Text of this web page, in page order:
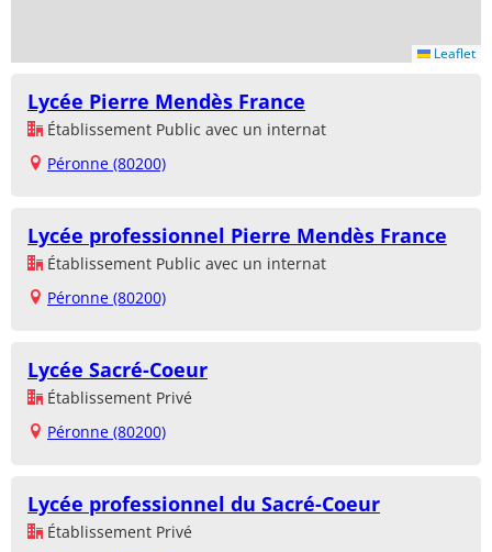
Leaflet
Lycée Pierre Mendès France
Établissement Public avec un internat
Péronne (80200)
Lycée professionnel Pierre Mendès France
Établissement Public avec un internat
Péronne (80200)
Lycée Sacré-Coeur
Établissement Privé
Péronne (80200)
Lycée professionnel du Sacré-Coeur
Établissement Privé